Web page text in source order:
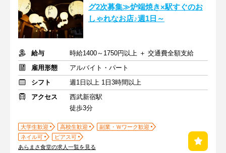
グ2次募集≫炉端焼き×駅すぐのお
しゃれなお店♪週1日～
給与
時給1400～1750円以上 ＋ 交通費全額支給
雇用形態
アルバイト・パート
シフト
週1日以上 1日3時間以上
アクセス
西武新宿駅
徒歩3分
大学生歓迎 高校生歓迎
副業・Ｗワーク歓迎
ネイル可
ピアス可
あらまさ食堂の求人一覧を見る